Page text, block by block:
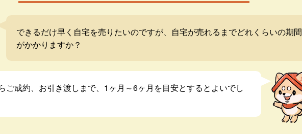
できるだけ早く自宅を売りたいのですが、自宅が売れるまでどれくらいの期間
がかかりますか？
ご成約、お引き渡しまで、1ヶ月～6ヶ月を目安とするとよいでし